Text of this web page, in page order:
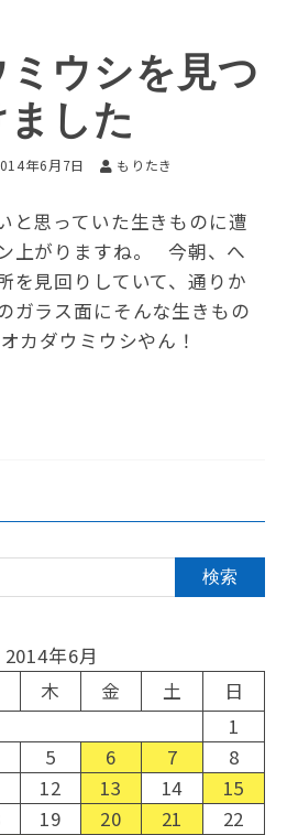
ウシを見つ
ました
年6月7日 もりたき
と思っていた生きものに遭
上がりますね。 今朝、へ
を見回りしていて、通りか
ガラス面にそんな生きもの
カダウミウシやん！
2014年6月
木 金 土
日
1
5 6 7
8
12 13 14
15
19 20 21
22